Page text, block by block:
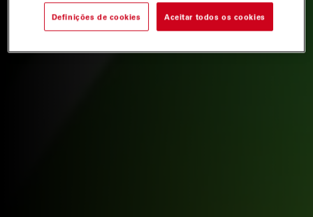
Definições de cookies Aceitar todos os cookies